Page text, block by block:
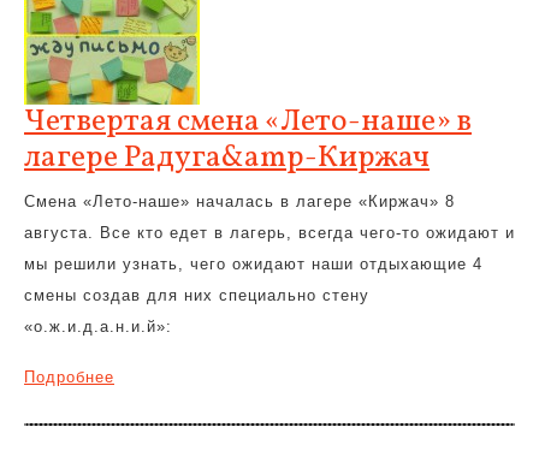
Четвертая смена «Лето-наше» в
лагере Радуга&amp-Киржач
Смена «Лето-наше» началась в лагере «Киржач» 8
августа. Все кто едет в лагерь, всегда чего-то ожидают и
мы решили узнать, чего ожидают наши отдыхающие 4
смены создав для них специально стену
«о.ж.и.д.а.н.и.й»:
Подробнее